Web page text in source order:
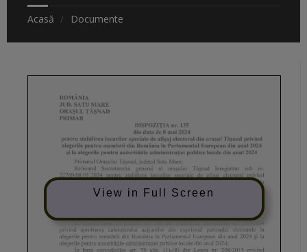
Acasă Documente
View in Full Screen